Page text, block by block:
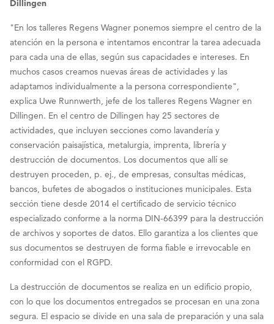
Dillingen
"En los talleres Regens Wagner ponemos siempre el centro de la
atención en la persona e intentamos encontrar la tarea adecuada
para cada una de ellas, según sus capacidades e intereses. En
muchos casos creamos nuevas áreas de actividades y las
adaptamos individualmente a la persona correspondiente",
explica Uwe Runnwerth, jefe de los talleres Regens Wagner en
Dillingen. En el centro de Dillingen hay 25 sectores de
actividades, que incluyen secciones como lavandería y
conservación paisajística, metalurgia, imprenta, librería y
destrucción de documentos. Los documentos que allí se
destruyen proceden, p. ej., de empresas, consultas médicas,
bancos, bufetes de abogados o instituciones municipales. Esta
sección tiene desde 2014 el certificado de servicio técnico
especializado conforme a la norma DIN-66399 para la destrucción
de archivos y soportes de datos. Ello garantiza a los clientes que
sus documentos se destruyen de forma fiable e irrevocable en
conformidad con el RGPD.
La destrucción de documentos se realiza en un edificio propio,
con lo que los documentos entregados se procesan en una zona
segura. El espacio se divide en una sala de preparación y una sala